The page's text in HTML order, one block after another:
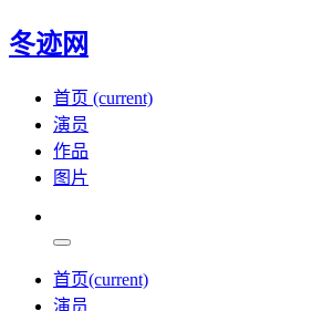
冬迹网
首页 (current)
演员
作品
图片
首页(current)
演员